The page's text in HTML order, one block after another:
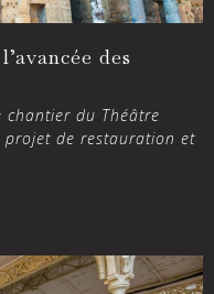
des
chantier du Théâtre
projet de restauration et